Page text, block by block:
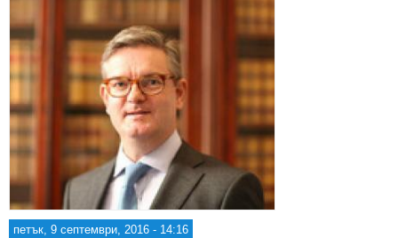
петък, 9 септември, 2016 - 14:16